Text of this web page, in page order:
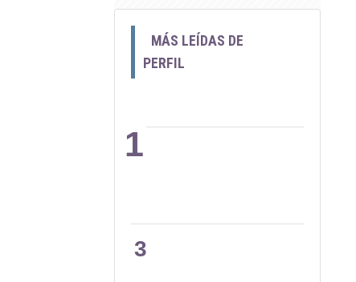
MÁS LEÍDAS DE
PERFIL
1
2
3